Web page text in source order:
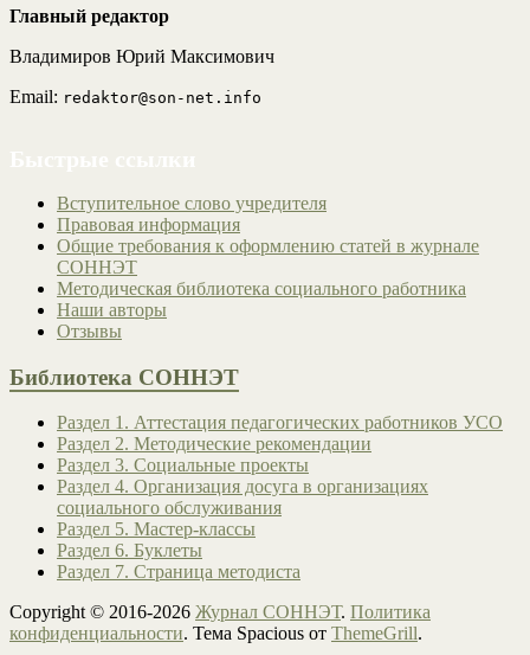
Главный редактор
Владимиров Юрий Максимович
Email: redaktor@son-net.info
Вступительное слово учредителя
Правовая информация
Общие требования к оформлению статей в журнале
СОННЭТ
Методическая библиотека социального работника
Наши авторы
Отзывы
Библиотека СОННЭТ
Раздел 1. Аттестация педагогических работников УСО
Раздел 2. Методические рекомендации
Раздел 3. Социальные проекты
Раздел 4. Организация досуга в организациях
социального обслуживания
Раздел 5. Мастер-классы
Раздел 6. Буклеты
Раздел 7. Страница методиста
Copyright © 2016-2026 Журнал СОННЭТ. Политика
конфиденциальности. Тема Spacious от ThemeGrill.